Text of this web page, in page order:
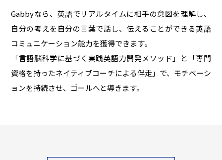
Gabbyなら、英語でリアルタイムに相手の意図を理解し、
自分の考えを自分の言葉で話し、伝えることができる英語
コミュニケーション能力を獲得できます。
「言語脳科学に基づく実践英語力開発メソッド」と「専門
資格を持ったネイティブコーチによる伴走」で、モチベーシ
ョンを持続させ、ゴールへと導きます。